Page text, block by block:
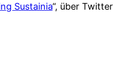
Sustainia“, über